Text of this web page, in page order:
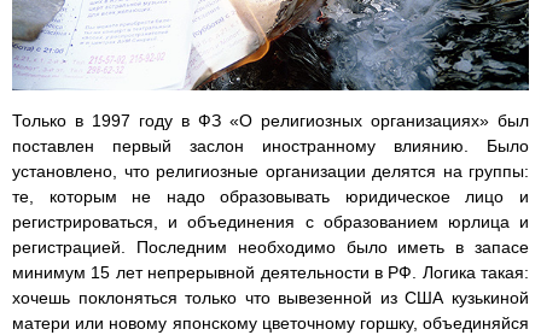
Только в 1997 году в ФЗ «О религиозных организациях» был
поставлен первый заслон иностранному влиянию. Было
установлено, что религиозные организации делятся на группы:
те, которым не надо образовывать юридическое лицо и
регистрироваться, и объединения с образованием юрлица и
регистрацией. Последним необходимо было иметь в запасе
минимум 15 лет непрерывной деятельности в РФ. Логика такая:
хочешь поклоняться только что вывезенной из США кузькиной
матери или новому японскому цветочному горшку, объединяйся